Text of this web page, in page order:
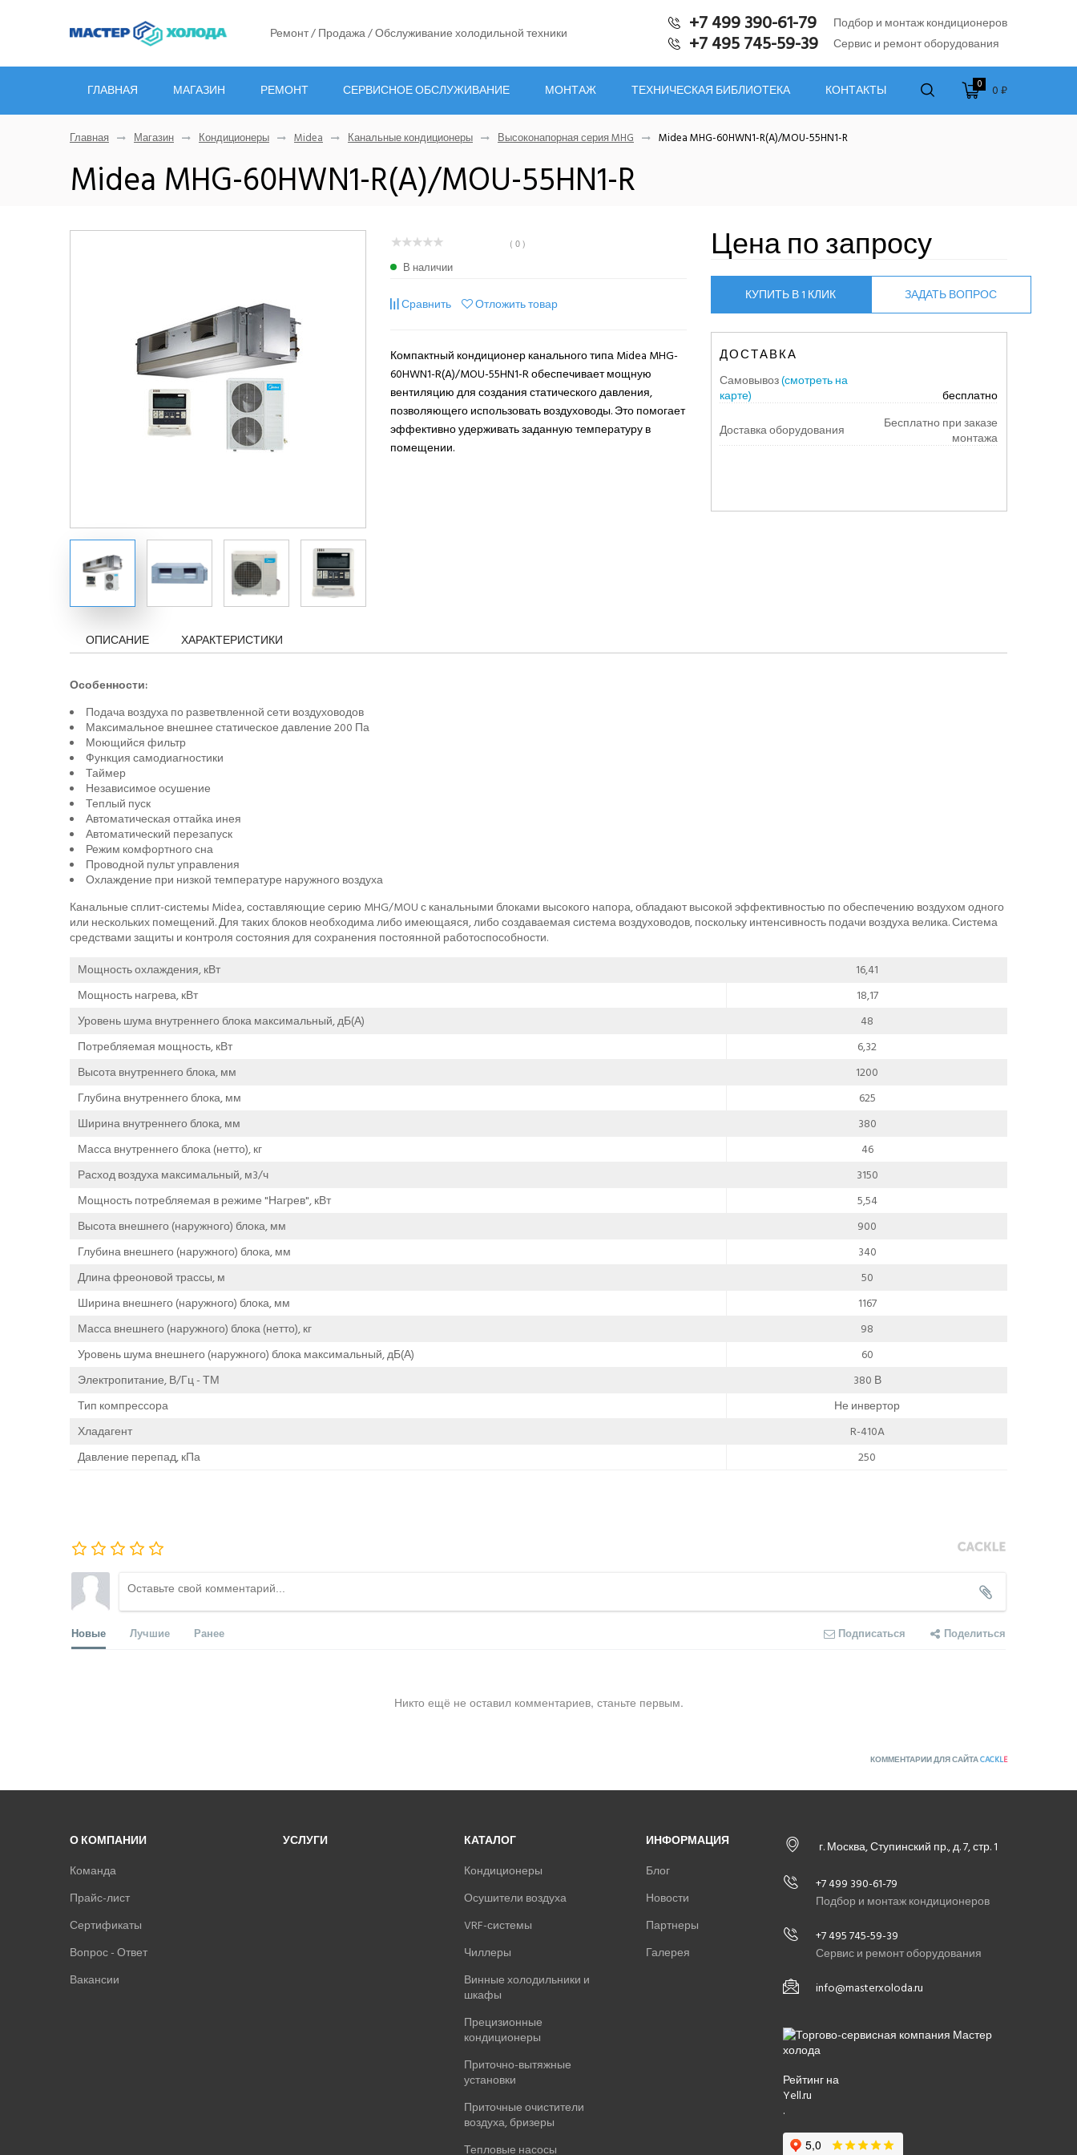
Ремонт / Продажа / Обслуживание холодильной техники +7 499 390-61-79 Подбор и монтаж кондиционеров
+7 495 745-59-39 Сервис и ремонт оборудования
ГЛАВНАЯ МАГАЗИН РЕМОНТ СЕРВИСНОЕ ОБСЛУЖИВАНИЕ МОНТАЖ ТЕХНИЧЕСКАЯ БИБЛИОТЕКА КОНТАКТЫ 0 0 ₽
Главная Магазин Кондиционеры Midea Канальные кондиционеры Высоконапорная серия MHG Midea MHG-60HWN1-R(A)/MOU-55HN1-R
Midea MHG-60HWN1-R(A)/MOU-55HN1-R
( 0 )
В наличии
Сравнить Отложить товар
Компактный кондиционер канального типа Midea MHG-
60HWN1-R(A)/MOU-55HN1-R обеспечивает мощную
вентиляцию для создания статического давления,
позволяющего использовать воздуховоды. Это помогает
эффективно удерживать заданную температуру в
помещении.
Цена по запросу
КУПИТЬ В 1 КЛИК ЗАДАТЬ ВОПРОС
ДОСТАВКА
Самовывоз(смотреть на
карте)
бесплатно
Доставка оборудования
Бесплатно при заказе
монтажа
ОПИСАНИЕ ХАРАКТЕРИСТИКИ
Особенности:
Подача воздуха по разветвленной сети воздуховодов
Максимальное внешнее статическое давление 200 Па
Моющийся фильтр
Функция самодиагностики
Таймер
Независимое осушение
Теплый пуск
Автоматическая оттайка инея
Автоматический перезапуск
Режим комфортного сна
Проводной пульт управления
Охлаждение при низкой температуре наружного воздуха
Канальные сплит-системы Midea, составляющие серию MHG/MOU с канальными блоками высокого напора, обладают высокой эффективностью по обеспечению воздухом одного
или нескольких помещений. Для таких блоков необходима либо имеющаяся, либо создаваемая система воздуховодов, поскольку интенсивность подачи воздуха велика. Система
средствами защиты и контроля состояния для сохранения постоянной работоспособности.
Мощность охлаждения, кВт
16,41
Мощность нагрева, кВт
18,17
Уровень шума внутреннего блока максимальный, дБ(А)
48
Потребляемая мощность, кВт
6,32
Высота внутреннего блока, мм
1200
Глубина внутреннего блока, мм
625
Ширина внутреннего блока, мм
380
Масса внутреннего блока (нетто), кг
46
Расход воздуха максимальный, м3/ч
3150
Мощность потребляемая в режиме "Нагрев", кВт
5,54
Высота внешнего (наружного) блока, мм
900
Глубина внешнего (наружного) блока, мм
340
Длина фреоновой трассы, м
50
Ширина внешнего (наружного) блока, мм
1167
Масса внешнего (наружного) блока (нетто), кг
98
Уровень шума внешнего (наружного) блока максимальный, дБ(А)
60
Электропитание, В/Гц - ТМ
380 В
Тип компрессора
Не инвертор
Хладагент
R-410A
Давление перепад, кПа
250
Новые Лучшие Ранее Подписаться Поделиться
Никто ещё не оставил комментариев, станьте первым.
КОММЕНТАРИИ ДЛЯ САЙТАCACKLE
О КОМПАНИИ
Команда
Прайс-лист
Сертификаты
Вопрос - Ответ
Вакансии
УСЛУГИ
КАТАЛОГ
Кондиционеры
Осушители воздуха
VRF-системы
Чиллеры
Винные холодильники и
шкафы
Прецизионные
кондиционеры
Приточно-вытяжные
установки
Приточные очистители
воздуха, бризеры
Тепловые насосы
ИНФОРМАЦИЯ
Блог
Новости
Партнеры
Галерея
г. Москва, Ступинский пр., д. 7, стр. 1
+7 499 390-61-79
Подбор и монтаж кондиционеров
+7 495 745-59-39
Сервис и ремонт оборудования
info@masterxoloda.ru
Рейтинг на
Yell.ru
.